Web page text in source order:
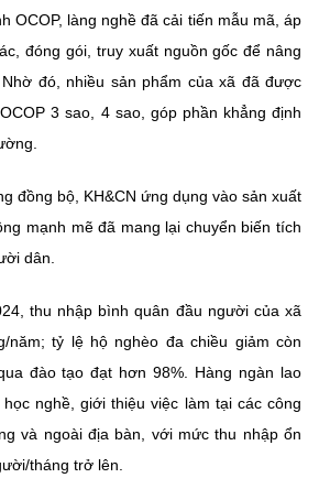
OCOP, làng nghề đã cải tiến mẫu mã, áp
đóng gói, truy xuất nguồn gốc để nâng
đó, nhiều sản phẩm của xã đã được
3 sao, 4 sao, góp phần khẳng định
đồng bộ, KH&CN ứng dụng vào sản xuất
mạnh mẽ đã mang lại chuyển biến tích
dân.
thu nhập bình quân đầu người của xã
năm; tỷ lệ hộ nghèo đa chiều giảm còn
đào tạo đạt hơn 98%. Hàng ngàn lao
nghề, giới thiệu việc làm tại các công
và ngoài địa bàn, với mức thu nhập ổn
tháng trở lên.